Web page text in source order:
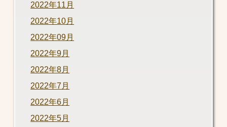
2022年11月
2022年10月
2022年09月
2022年9月
2022年8月
2022年7月
2022年6月
2022年5月